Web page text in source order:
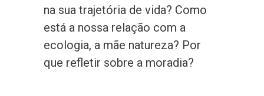
na sua trajetória de vida? Como
está a nossa relação com a
ecologia, a mãe natureza? Por
que refletir sobre a moradia?